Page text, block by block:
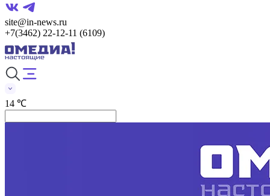
site@in-news.ru
+7(3462) 22-12-11 (6109)
14 ℃